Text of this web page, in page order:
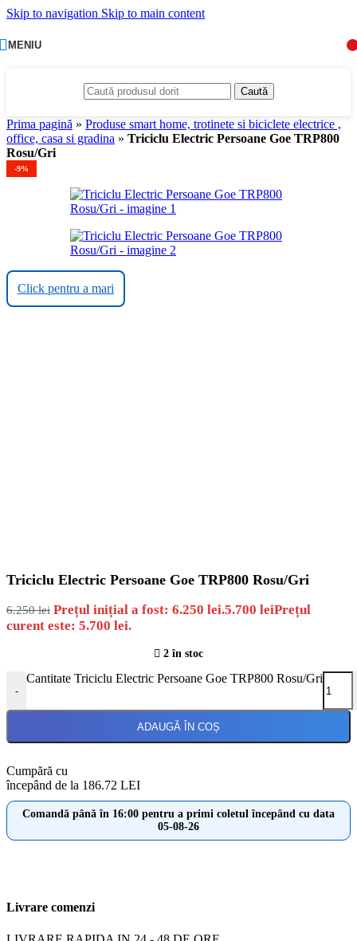
Skip to navigation Skip to main content
MENIU
Caută
Prima pagină » Produse smart home, trotinete si biciclete electrice ,
office, casa si gradina » Triciclu Electric Persoane Goe TRP800
Rosu/Gri
-9%
Click pentru a mari
Triciclu Electric Persoane Goe TRP800 Rosu/Gri
6.250lei Prețul inițial a fost: 6.250 lei.5.700 leiPrețul
curent este: 5.700 lei.
2 în stoc
-
Cantitate Triciclu Electric Persoane Goe TRP800 Rosu/Gri
ADAUGĂ ÎN COȘ
Cumpără cu
începând de la 186.72 LEI
Comandă până în 16:00 pentru a primi coletul începând cu data
05-08-26
Livrare comenzi